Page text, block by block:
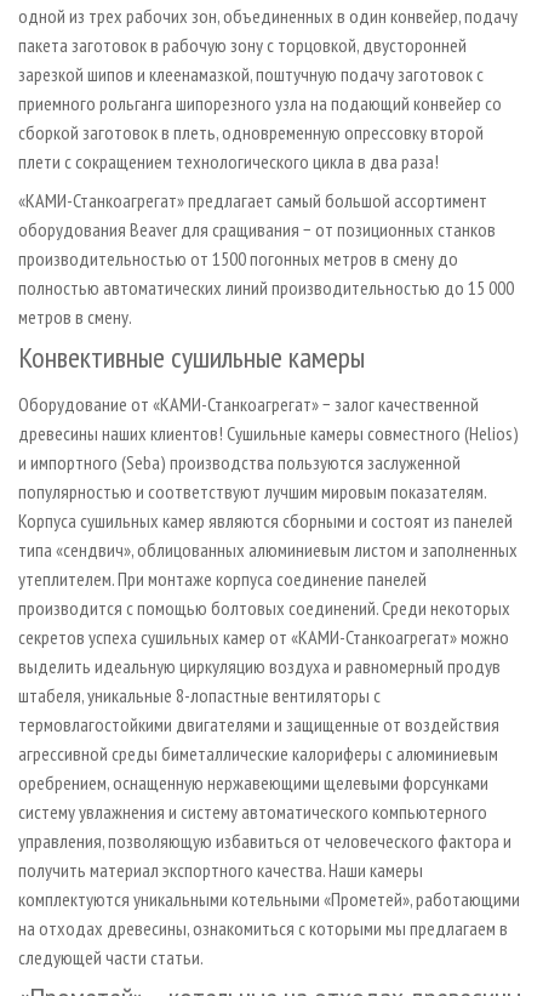
одной из трех рабочих зон, объединенных в один конвейер, подачу
пакета заготовок в рабочую зону с торцовкой, двусторонней
зарезкой шипов и клеенамазкой, поштучную подачу заготовок с
приемного рольганга шипорезного узла на подающий конвейер со
сборкой заготовок в плеть, одновременную опрессовку второй
плети с сокращением технологического цикла в два раза!
«КАМИ-Станкоагрегат» предлагает самый большой ассортимент
оборудования Beaver для сращивания − от позиционных станков
производительностью от 1500 погонных метров в смену до
полностью автоматических линий производительностью до 15 000
метров в смену.
Конвективные сушильные камеры
Оборудование от «КАМИ-Станкоагрегат» − залог качественной
древесины наших клиентов! Сушильные камеры совместного (Helios)
и импортного (Seba) производства пользуются заслуженной
популярностью и соответствуют лучшим мировым показателям.
Корпуса сушильных камер являются сборными и состоят из панелей
типа «сендвич», облицованных алюминиевым листом и заполненных
утеплителем. При монтаже корпуса соединение панелей
производится с помощью болтовых соединений. Среди некоторых
секретов успеха сушильных камер от «КАМИ-Станкоагрегат» можно
выделить идеальную циркуляцию воздуха и равномерный продув
штабеля, уникальные 8-лопастные вентиляторы с
термовлагостойкими двигателями и защищенные от воздействия
агрессивной среды биметаллические калориферы с алюминиевым
оребрением, оснащенную нержавеющими щелевыми форсунками
систему увлажнения и сис­тему автоматического компьютерного
управления, позволяющую избавиться от человеческого фактора и
получить материал экспортного качества. Наши камеры
комплектуются уникальными котельными «Прометей», работающими
на отходах древесины, ознакомиться с которыми мы предлагаем в
следующей части статьи.